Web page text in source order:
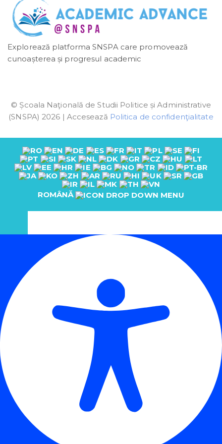
Explorează platforma SNSPA care promovează
cunoașterea și progresul academic
© Școala Naţională de Studii Politice și Administrative
(SNSPA) 2026 | Accesează Politica de confidenţialitate
ROMÂNĂ